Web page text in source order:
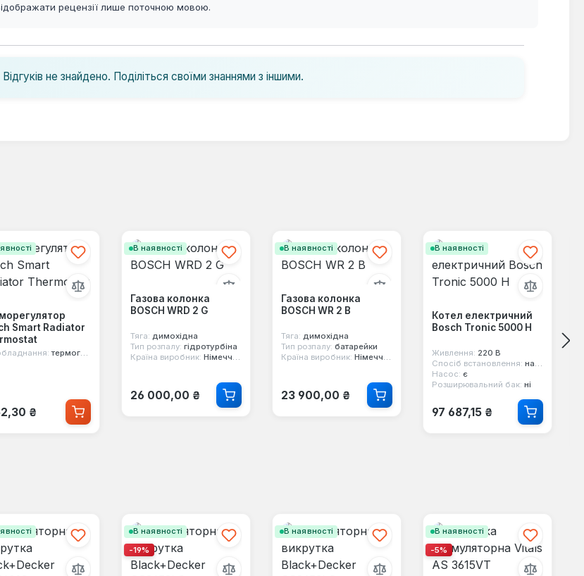
рецензії лише поточною мовою.
Відгуків не знайдено. Поділіться своїми знаннями з іншими.
Smart Radiator
термоголовка
ціна:
₴
В наявності
Газова колонка
BOSCH WRD 2 G
Тяга: димохідна
Тип розпалу: гідротурбіна
Країна виробник: Німеччина
Звичайна ціна:
26 000,00 ₴
В наявності
Газова колонка
BOSCH WR 2 B
Тяга: димохідна
Тип розпалу: батарейки
Країна виробник: Німеччина
Звичайна ціна:
23 900,00 ₴
В наявності
Котел електричний
Bosch Tronic 5000 H
Живлення: 220 В
Спосіб встановлення: настінний
Насос: є
Розширювальний бак: ні
Звичайна ціна:
97 687,15 ₴
В наявності
-19%
В наявності
В наявності
-5%